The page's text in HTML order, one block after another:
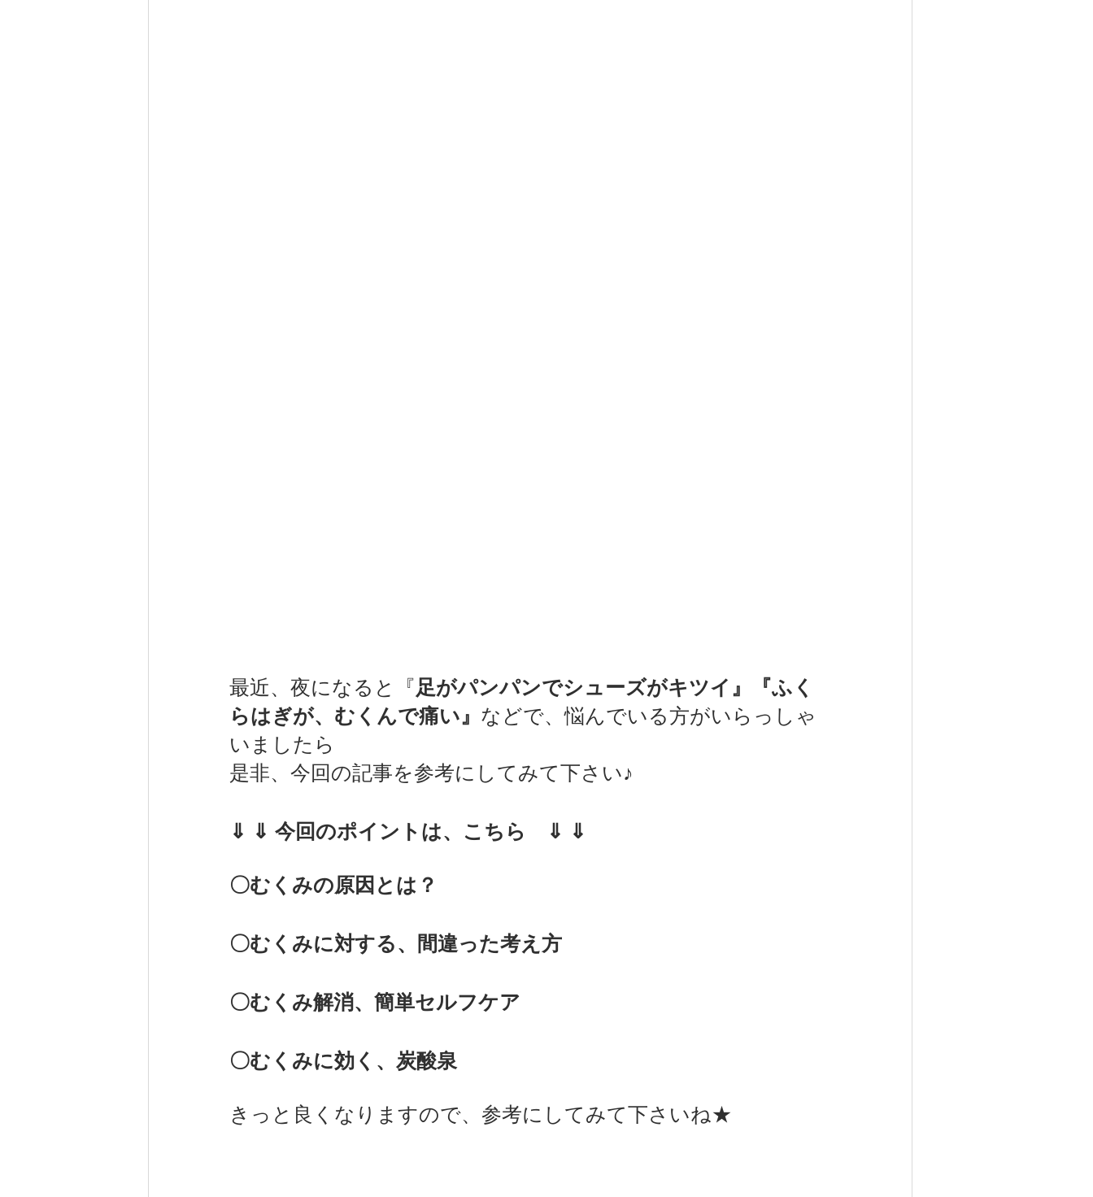
最近、夜になると『足がパンパンでシューズがキツイ』『ふく
らはぎが、むくんで痛い』 などで、悩んでいる方がいらっしゃ
いましたら
是非、今回の記事を参考にしてみて下さい♪
⇓ ⇓ 今回のポイントは、こちら　⇓ ⇓
〇むくみの原因とは？
〇むくみに対する、間違った考え方
〇むくみ解消、簡単セルフケア
〇むくみに効く、炭酸泉
きっと良くなりますので、参考にしてみて下さいね★